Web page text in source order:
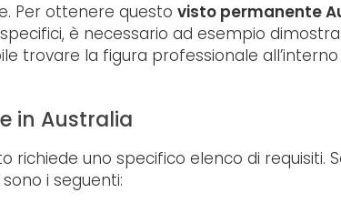
Per ottenere questovisto permanente
è necessario ad esempio
trovare la figura professionale all’interno
in Australia
richiede uno specifico elenco di requisiti.
sono i seguenti: